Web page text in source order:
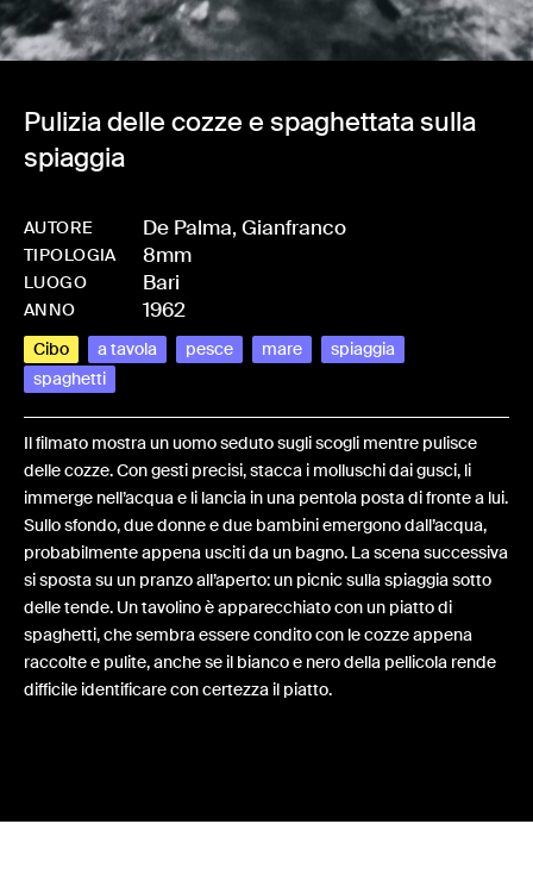
Pulizia delle cozze e spaghettata sulla
spiaggia
AUTORE De Palma, Gianfranco
TIPOLOGIA 8mm
LUOGO Bari
ANNO 1962
Cibo a tavola pesce mare
spiaggia
spaghetti
Il filmato mostra un uomo seduto sugli scogli mentre pulisce
delle cozze. Con gesti precisi, stacca i molluschi dai gusci, li
immerge nell’acqua e li lancia in una pentola posta di fronte a lui.
Sullo sfondo, due donne e due bambini emergono dall’acqua,
probabilmente appena usciti da un bagno. La scena successiva
si sposta su un pranzo all’aperto: un picnic sulla spiaggia sotto
delle tende. Un tavolino è apparecchiato con un piatto di
spaghetti, che sembra essere condito con le cozze appena
raccolte e pulite, anche se il bianco e nero della pellicola rende
difficile identificare con certezza il piatto.